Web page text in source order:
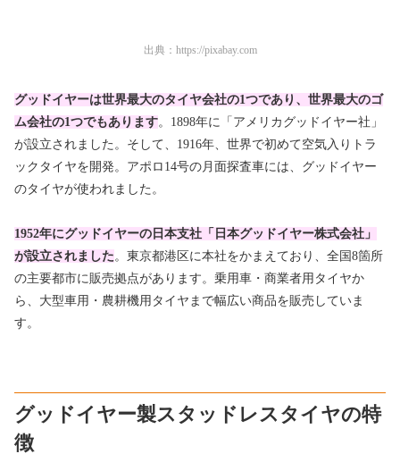
出典： https://pixabay.com
グッドイヤーは世界最大のタイヤ会社の1つであり、世界最大のゴ
ム会社の1つでもあります。1898年に「アメリカグッドイヤー社」
が設立されました。そして、1916年、世界で初めて空気入りトラ
ックタイヤを開発。アポロ14号の月面探査車には、グッドイヤー
のタイヤが使われました。
1952年にグッドイヤーの日本支社「日本グッドイヤー株式会社」
が設立されました 。東京都港区に本社をかまえており、全国8箇所
の主要都市に販売拠点があります。乗用車・商業者用タイヤか
ら、大型車用・農耕機用タイヤまで幅広い商品を販売していま
す。
グッドイヤー製スタッドレスタイヤの特
徴